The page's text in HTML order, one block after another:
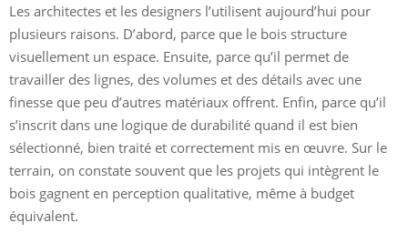
Les architectes et les designers l’utilisent aujourd’hui pour
plusieurs raisons. D’abord, parce que le bois structure
visuellement un espace. Ensuite, parce qu’il permet de
travailler des lignes, des volumes et des détails avec une
finesse que peu d’autres matériaux offrent. Enfin, parce qu’il
s’inscrit dans une logique de durabilité quand il est bien
sélectionné, bien traité et correctement mis en œuvre. Sur le
terrain, on constate souvent que les projets qui intègrent le
bois gagnent en perception qualitative, même à budget
équivalent.